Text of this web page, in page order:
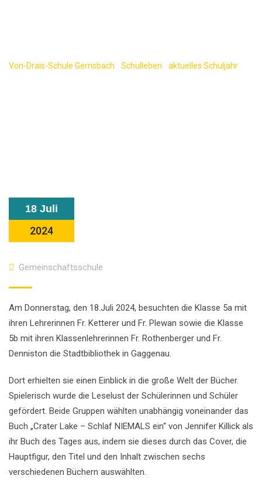
Von-Drais-Schule Gernsbach Schulleben aktuelles Schuljahr
18 Juli
2024
Gemeinschaftsschule
Am Donnerstag, den 18.Juli 2024, besuchten die Klasse 5a mit
ihren Lehrerinnen Fr. Ketterer und Fr. Plewan sowie die Klasse
5b mit ihren Klassenlehrerinnen Fr. Rothenberger und Fr.
Denniston die Stadtbibliothek in Gaggenau.
Dort erhielten sie einen Einblick in die große Welt der Bücher.
Spielerisch wurde die Leselust der Schülerinnen und Schüler
gefördert. Beide Gruppen wählten unabhängig voneinander das
Buch „Crater Lake – Schlaf NIEMALS ein“ von Jennifer Killick als
ihr Buch des Tages aus, indem sie dieses durch das Cover, die
Hauptfigur, den Titel und den Inhalt zwischen sechs
verschiedenen Büchern auswählten.